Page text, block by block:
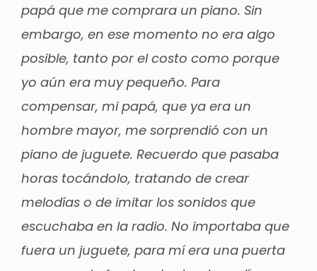
papá que me comprara un piano. Sin
embargo, en ese momento no era algo
posible, tanto por el costo como porque
yo aún era muy pequeño. Para
compensar, mi papá, que ya era un
hombre mayor, me sorprendió con un
piano de juguete. Recuerdo que pasaba
horas tocándolo, tratando de crear
melodías o de imitar los sonidos que
escuchaba en la radio. No importaba que
fuera un juguete, para mí era una puerta